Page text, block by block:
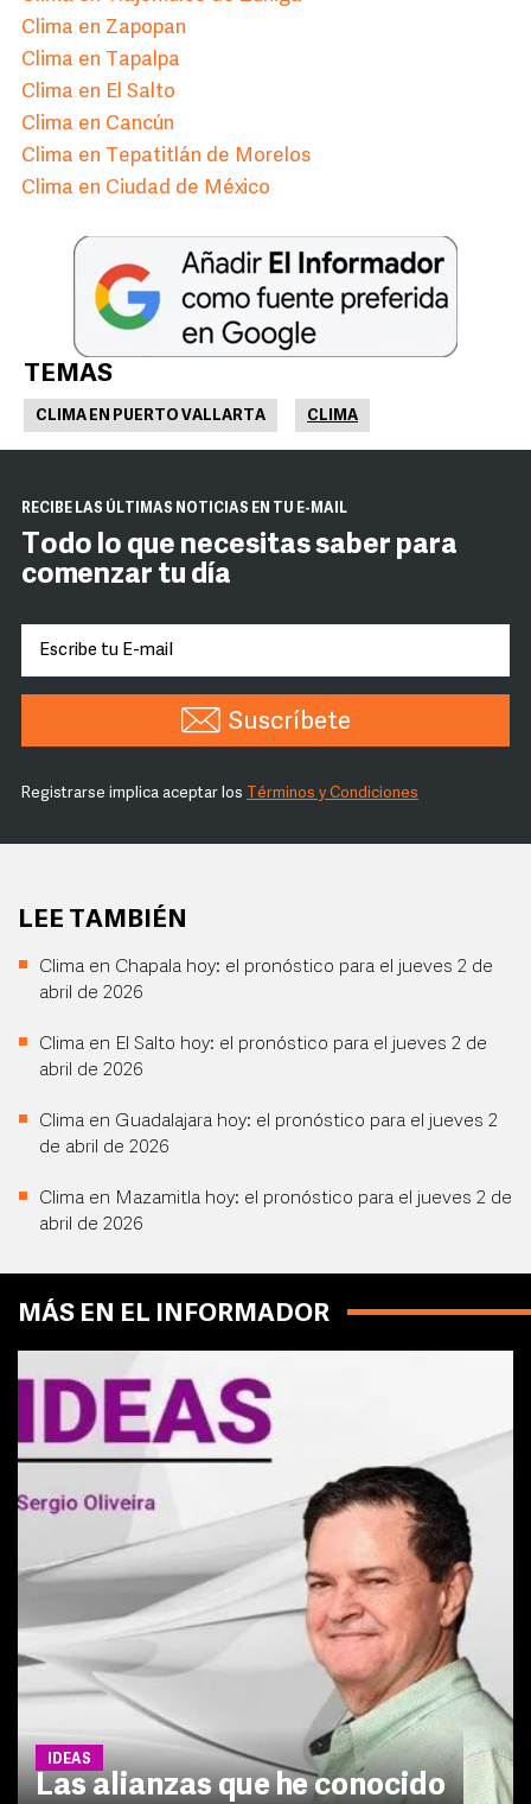
Clima en Zapopan
Clima en Tapalpa
Clima en El Salto
Clima en Cancún
Clima en Tepatitlán de Morelos
Clima en Ciudad de México
TEMAS
CLIMA EN PUERTO VALLARTA CLIMA
RECIBE LAS ÚLTIMAS NOTICIAS EN TU E-MAIL
Todo lo que necesitas saber para
comenzar tu día
Suscríbete
Registrarse implica aceptar los Términos y Condiciones
LEE TAMBIÉN
Clima en Chapala hoy: el pronóstico para el jueves 2 de
abril de 2026
Clima en El Salto hoy: el pronóstico para el jueves 2 de
abril de 2026
Clima en Guadalajara hoy: el pronóstico para el jueves 2
de abril de 2026
Clima en Mazamitla hoy: el pronóstico para el jueves 2 de
abril de 2026
MÁS EN EL INFORMADOR
IDEAS
Las alianzas que he conocido